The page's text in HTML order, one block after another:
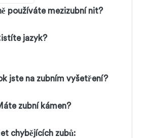
používáte mezizubní nit?
jazyk?
jste na zubním vyšetření?
zubní kámen?
chybějících zubů: